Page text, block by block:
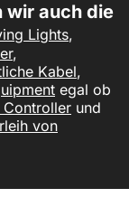
wir auch die
Lights,
,
Kabel,
egal ob
Controller und
von